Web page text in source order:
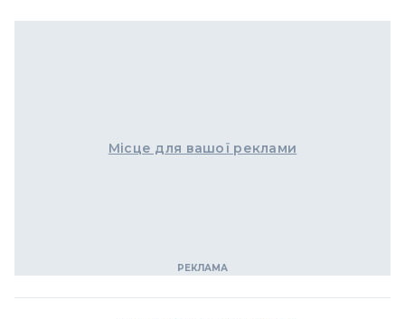
Місце для вашої реклами